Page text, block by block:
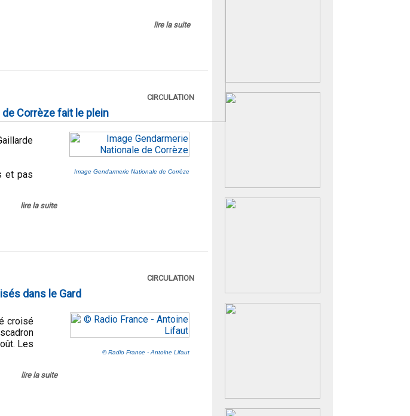
lire la suite
CIRCULATION
Corrèze fait le plein
et pas
lire la suite
Image Gendarmerie Nationale de Corrèze
CIRCULATION
dans le Gard
croisé
Les
lire la suite
© Radio France - Antoine Lifaut